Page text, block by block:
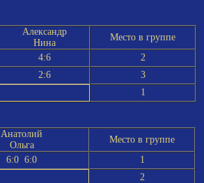
Александр
Нина
Место в группе
4:6 2
2:6 3
1
Анатолий
Ольга
Место в группе
6:0 6:0 1
2